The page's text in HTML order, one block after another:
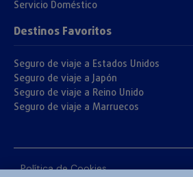
Servicio Doméstico
Destinos Favoritos
Seguro de viaje a Estados Unidos
Seguro de viaje a Japón
Seguro de viaje a Reino Unido
Seguro de viaje a Marruecos
Política de Cookies